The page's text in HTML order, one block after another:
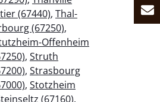
(67440), Thal-
(67250),
Offenheim
, Struth
, Strasbourg
, Stotzheim
(67160),